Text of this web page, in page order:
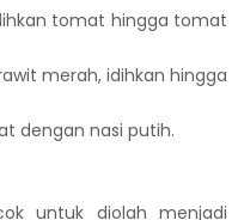
tomat hingga tomat
merah, idihkan hingga
dengan nasi putih.
untuk diolah menjadi